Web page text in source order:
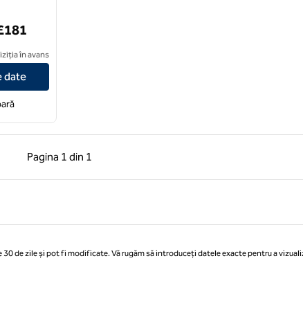
un hotel SLH
în avans
date
Pagina 1 din 1
Pagina anterioară, 1 din 1
Pagina 1 din 1
de zile și pot fi modificate. Vă rugăm să introduceți datele exacte pentru a